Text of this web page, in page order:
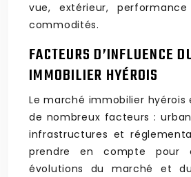
vue, extérieur,
commodités.
FACTEURS D’INFLUENCE
IMMOBILIER HYÉROIS
Le marché immobilier
de nombreux facteurs :
infrastructures et
prendre en compte pour
évolutions du marché et